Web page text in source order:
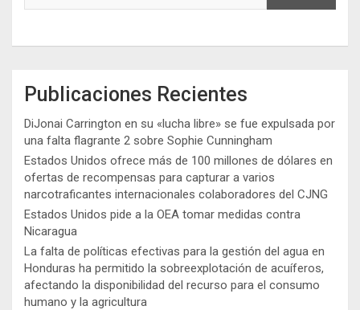
Publicaciones Recientes
DiJonai Carrington en su «lucha libre» se fue expulsada por
una falta flagrante 2 sobre Sophie Cunningham
Estados Unidos ofrece más de 100 millones de dólares en
ofertas de recompensas para capturar a varios
narcotraficantes internacionales colaboradores del CJNG
Estados Unidos pide a la OEA tomar medidas contra
Nicaragua
La falta de políticas efectivas para la gestión del agua en
Honduras ha permitido la sobreexplotación de acuíferos,
afectando la disponibilidad del recurso para el consumo
humano y la agricultura